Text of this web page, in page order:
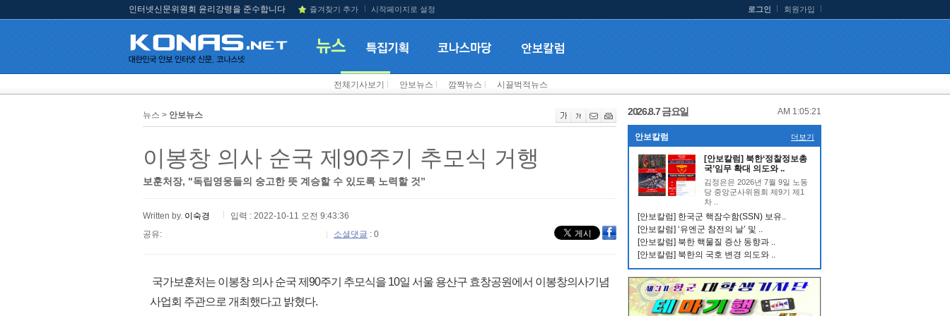
인터넷신문위원회 윤리강령을 준수합니다 즐겨찾기 추가 시작페이지로 설정 로그인 회원가입
전체기사보기 안보뉴스 깜짝뉴스 시끌벅적뉴스
뉴스 > 안보뉴스
이봉창 의사 순국 제90주기 추모식 거행
보훈처장, "독립영웅들의 숭고한 뜻 계승할 수 있도록 노력할 것”
Written by. 이숙경
입력 : 2022-10-11 오전 9:43:36
공유:
소셜댓글 : 0
국가보훈처는 이봉창 의사 순국 제90주기 추모식을 10일 서울 용산구 효창공원에서 이봉창의사기념
사업회 주관으로 개최했다고 밝혔다.
2026.8.7 금요일 AM 1:05:22
안보칼럼 더보기
[안보칼럼] 북한‘정찰정보총
국’임무 확대 의도와 ..
김정은은 2026년 7월 9일 노동
당 중앙군사위원회 제9기 제1
차 ..
[안보칼럼] 한국군 핵잠수함(SSN) 보유..
[안보칼럼] ‘유엔군 참전의 날’ 및 ..
[안보칼럼] 북한 핵물질 증산 동향과 ..
[안보칼럼] 북한의 국호 변경 의도와 ..